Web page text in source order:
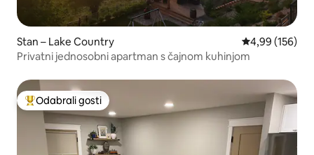
Stan – Lake Country Prosječna
4,99 (156)
Privatni jednosobni apartman s čajnom kuhinjom
Među najviše rangiranima s oznakom „Odabrali gosti”
Odabrali gosti